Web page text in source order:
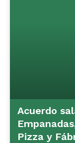
Acuerdo
Pizza y